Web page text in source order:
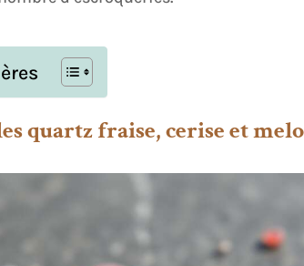
quartz fraise, cerise et